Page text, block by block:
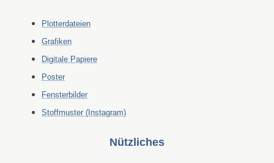
Plotterdateien
Grafiken
Digitale Papiere
Poster
Fensterbilder
Stoffmuster (Instagram)
Nützliches